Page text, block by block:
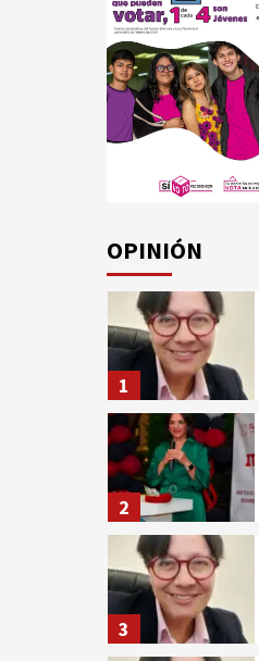
OPINIÓN
1
2
3